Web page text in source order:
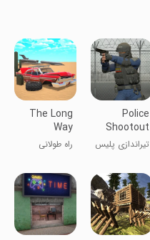
Police
Shootout
SWAT
Force
تیراندازی پلیس
The Long
Way
راه طولانی